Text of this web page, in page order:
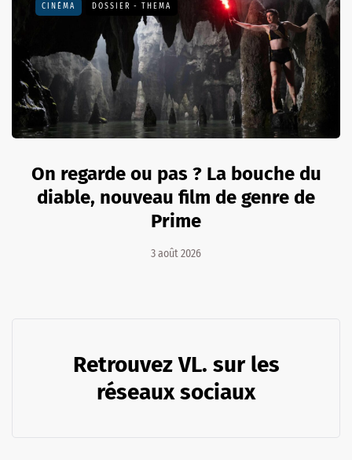
CINÉMA DOSSIER - THEMA
On regarde ou pas ? La bouche du
diable, nouveau film de genre de
Prime
3 août 2026
Retrouvez VL. sur les
réseaux sociaux